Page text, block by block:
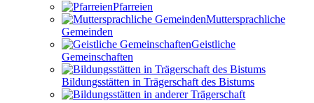
Pfarreien
Muttersprachliche
Gemeinden
Geistliche
Gemeinschaften
Bildungsstätten in Trägerschaft des Bistums